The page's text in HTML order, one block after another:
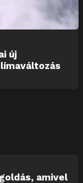
új
amivel